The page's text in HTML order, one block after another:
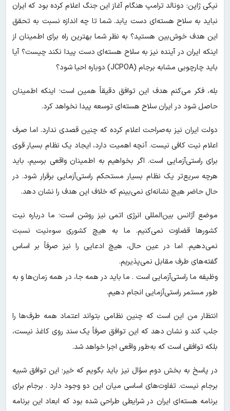
نیکی ژاپن: دونالد ترامپ هنگام آغاز این جنگ اعلام کرده بود که ایران
نباید به سلاح هسته‌ای دست یابد. شما تا چه اندازه نسبت به تحقق
این هدف خوش‌بین هستید؟ به نظر شما بهترین راه برای اطمینان از
اینکه ایران در آینده نیز به سلاح هسته‌ای دست پیدا نکند چیست؟ آیا
باید چارچوبی مشابه برجام (JCPOA) دوباره احیا شود؟
بله، فکر می‌کنم هدف این توافق دقیقاً همین است؛ اینکه اطمینان
حاصل شود در ایران سلاح هسته‌ای توسعه پیدا نخواهد کرد.
دولت ایران نیز به‌صراحت اعلام کرده که چنین قصدی ندارد. اما صرف
اعلام نیت کافی نیست. آنچه اهمیت دارد، ایجاد یک نظام بسیار قوی
برای راستی‌آزمایی است. اگر بخواهیم به اطمینان واقعی برسیم، باید
هرچه سریع‌تر یک نظام بسیار مستحکم راستی‌آزمایی برقرار شود. در
حال حاضر هیچ نشانه‌ای نمی‌بینم که خلاف این هدف را نشان دهد.
موضع آژانس بین‌المللی انرژی اتمی نیز روشن است؛ ما درباره نیت
کشورها قضاوت نمی‌کنیم. ما به هیچ کشوری سوءنیت نسبت
نمی‌دهیم. اما در عین حال، هیچ ادعایی را نیز صرفاً بر اساس
گفته‌های طرف مقابل نمی‌پذیریم.
وظیفه ما راستی‌آزمایی است . ما باید در همه جا، در همه زمان‌ها و به
طور مستمر راستی‌آزمایی انجام دهیم.
انتظار من این است که چنین نظامی بتواند اعتماد همه طرف‌ها را
جلب کند و نشان دهد که این توافق صرفاً یک سند روی کاغذ نیست،
بلکه توافقی است که به‌طور واقعی اجرا خواهد شد.
در پاسخ به بخش دوم سؤال نیز باید بگویم که خیر؛ این توافق شبیه
برجام نیست. تفاوت‌های اساسی میان این دو وجود دارد . برجام برای
برنامه هسته‌ای ایران در شرایطی طراحی شده بود که ابعاد این برنامه